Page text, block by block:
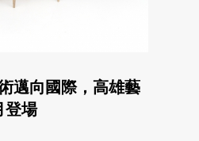
邁向國際，高雄藝
登場